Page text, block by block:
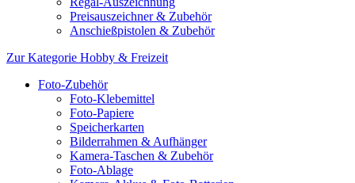
Preisauszeichner & Zubehör
Anschießpistolen & Zubehör
Zur Kategorie Hobby & Freizeit
Foto-Zubehör
Foto-Klebemittel
Foto-Papiere
Speicherkarten
Bilderrahmen & Aufhänger
Kamera-Taschen & Zubehör
Foto-Ablage